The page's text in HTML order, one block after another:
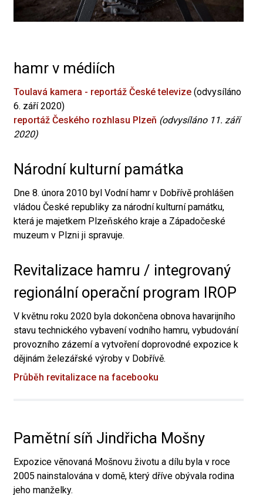
hamr v médiích
Toulavá kamera - reportáž České televize (odvysíláno
6. září 2020)
reportáž Českého rozhlasu Plzeň (odvysíláno 11. září
2020)
Národní kulturní památka
Dne 8. února 2010 byl Vodní hamr v Dobřívě prohlášen
vládou České republiky za národní kulturní památku,
která je majetkem Plzeňského kraje a Západočeské
muzeum v Plzni ji spravuje.
Revitalizace hamru / integrovaný
regionální operační program IROP
V květnu roku 2020 byla dokončena obnova havarijního
stavu technického vybavení vodního hamru, vybudování
provozního zázemí a vytvoření doprovodné expozice k
dějinám železářské výroby v Dobřívě.
Průběh revitalizace na facebooku
Pamětní síň Jindřicha Mošny
Expozice věnovaná Mošnovu životu a dílu byla v roce
2005 nainstalována v domě, který dříve obývala rodina
jeho manželky.